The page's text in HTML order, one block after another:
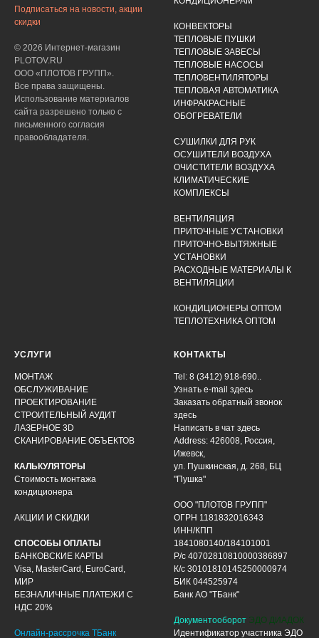
Подписаться на новости, акции
скидки
© 2026 Интернет-магазин
PLOTOV.RU
ООО «ПЛОТОВ ГРУПП».
Все права защищены.
Использование материалов
сайта разрешено только с
письменного согласия
правообладателя.
КОНВЕКТОРЫ
ТЕПЛОВЫЕ ПУШКИ
ТЕПЛОВЫЕ ЗАВЕСЫ
ТЕПЛОВЫЕ НАСОСЫ
ТЕПЛОВЕНТИЛЯТОРЫ
ТЕПЛОВАЯ АВТОМАТИКА
ИНФРАКРАСНЫЕ
ОБОГРЕВАТЕЛИ
СУШИЛКИ ДЛЯ РУК
ОСУШИТЕЛИ ВОЗДУХА
ОЧИСТИТЕЛИ ВОЗДУХА
КЛИМАТИЧЕСКИЕ
КОМПЛЕКСЫ
ВЕНТИЛЯЦИЯ
ПРИТОЧНЫЕ УСТАНОВКИ
ПРИТОЧНО-ВЫТЯЖНЫЕ
УСТАНОВКИ
РАСХОДНЫЕ МАТЕРИАЛЫ К
ВЕНТИЛЯЦИИ
КОНДИЦИОНЕРЫ ОПТОМ
ТЕПЛОТЕХНИКА ОПТОМ
УСЛУГИ
МОНТАЖ
ОБСЛУЖИВАНИЕ
ПРОЕКТИРОВАНИЕ
СТРОИТЕЛЬНЫЙ АУДИТ
ЛАЗЕРНОЕ 3D
СКАНИРОВАНИЕ ОБЪЕКТОВ
КАЛЬКУЛЯТОРЫ
Стоимость монтажа
кондиционера
АКЦИИ И СКИДКИ
СПОСОБЫ ОПЛАТЫ
БАНКОВСКИЕ КАРТЫ
Visa, MasterCard, EuroCard,
МИР
БЕЗНАЛИЧНЫЕ ПЛАТЕЖИ С
НДС 20%
Онлайн-рассрочка ТБанк
КОНТАКТЫ
Tel: 8 (3412) 918-690..
Узнать e-mail здесь
Заказать обратный звонок
здесь
Написать в чат здесь
Address: 426008, Россия,
Ижевск,
ул. Пушкинская, д. 268, БЦ
"Пушка"
ООО "ПЛОТОВ ГРУПП"
ОГРН 1181832016343
ИНН/КПП
1841080140/184101001
Р/с 40702810810000386897
К/с 30101810145250000974
БИК 044525974
Банк АО "ТБанк"
Документооборот ЭДО ДИАДОК
Идентификатор участника ЭДО